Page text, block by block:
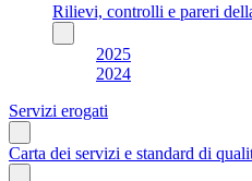
Rilievi, controlli e pareri
2025
2024
Servizi erogati
Carta dei servizi e standard di